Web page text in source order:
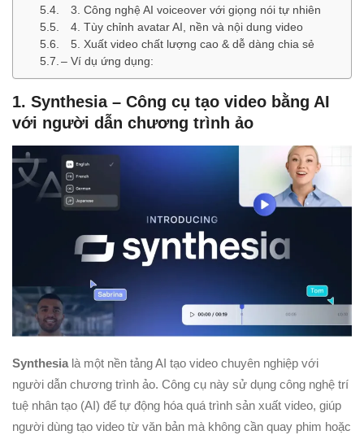
3. Công nghệ AI voiceover với giọng nói tự nhiên
4. Tùy chỉnh avatar AI, nền và nội dung video
5. Xuất video chất lượng cao & dễ dàng chia sẻ
– Ví dụ ứng dụng:
1. Synthesia – Công cụ tạo video bằng AI
với người dẫn chương trình ảo
Synthesia là một nền tảng AI tạo video chuyên nghiệp với
người dẫn chương trình ảo. Công cụ này sử dụng công nghệ trí
tuệ nhân tạo (AI) để tự động hóa quá trình sản xuất video, giúp
người dùng tạo video từ văn bản mà không cần quay phim hoặc